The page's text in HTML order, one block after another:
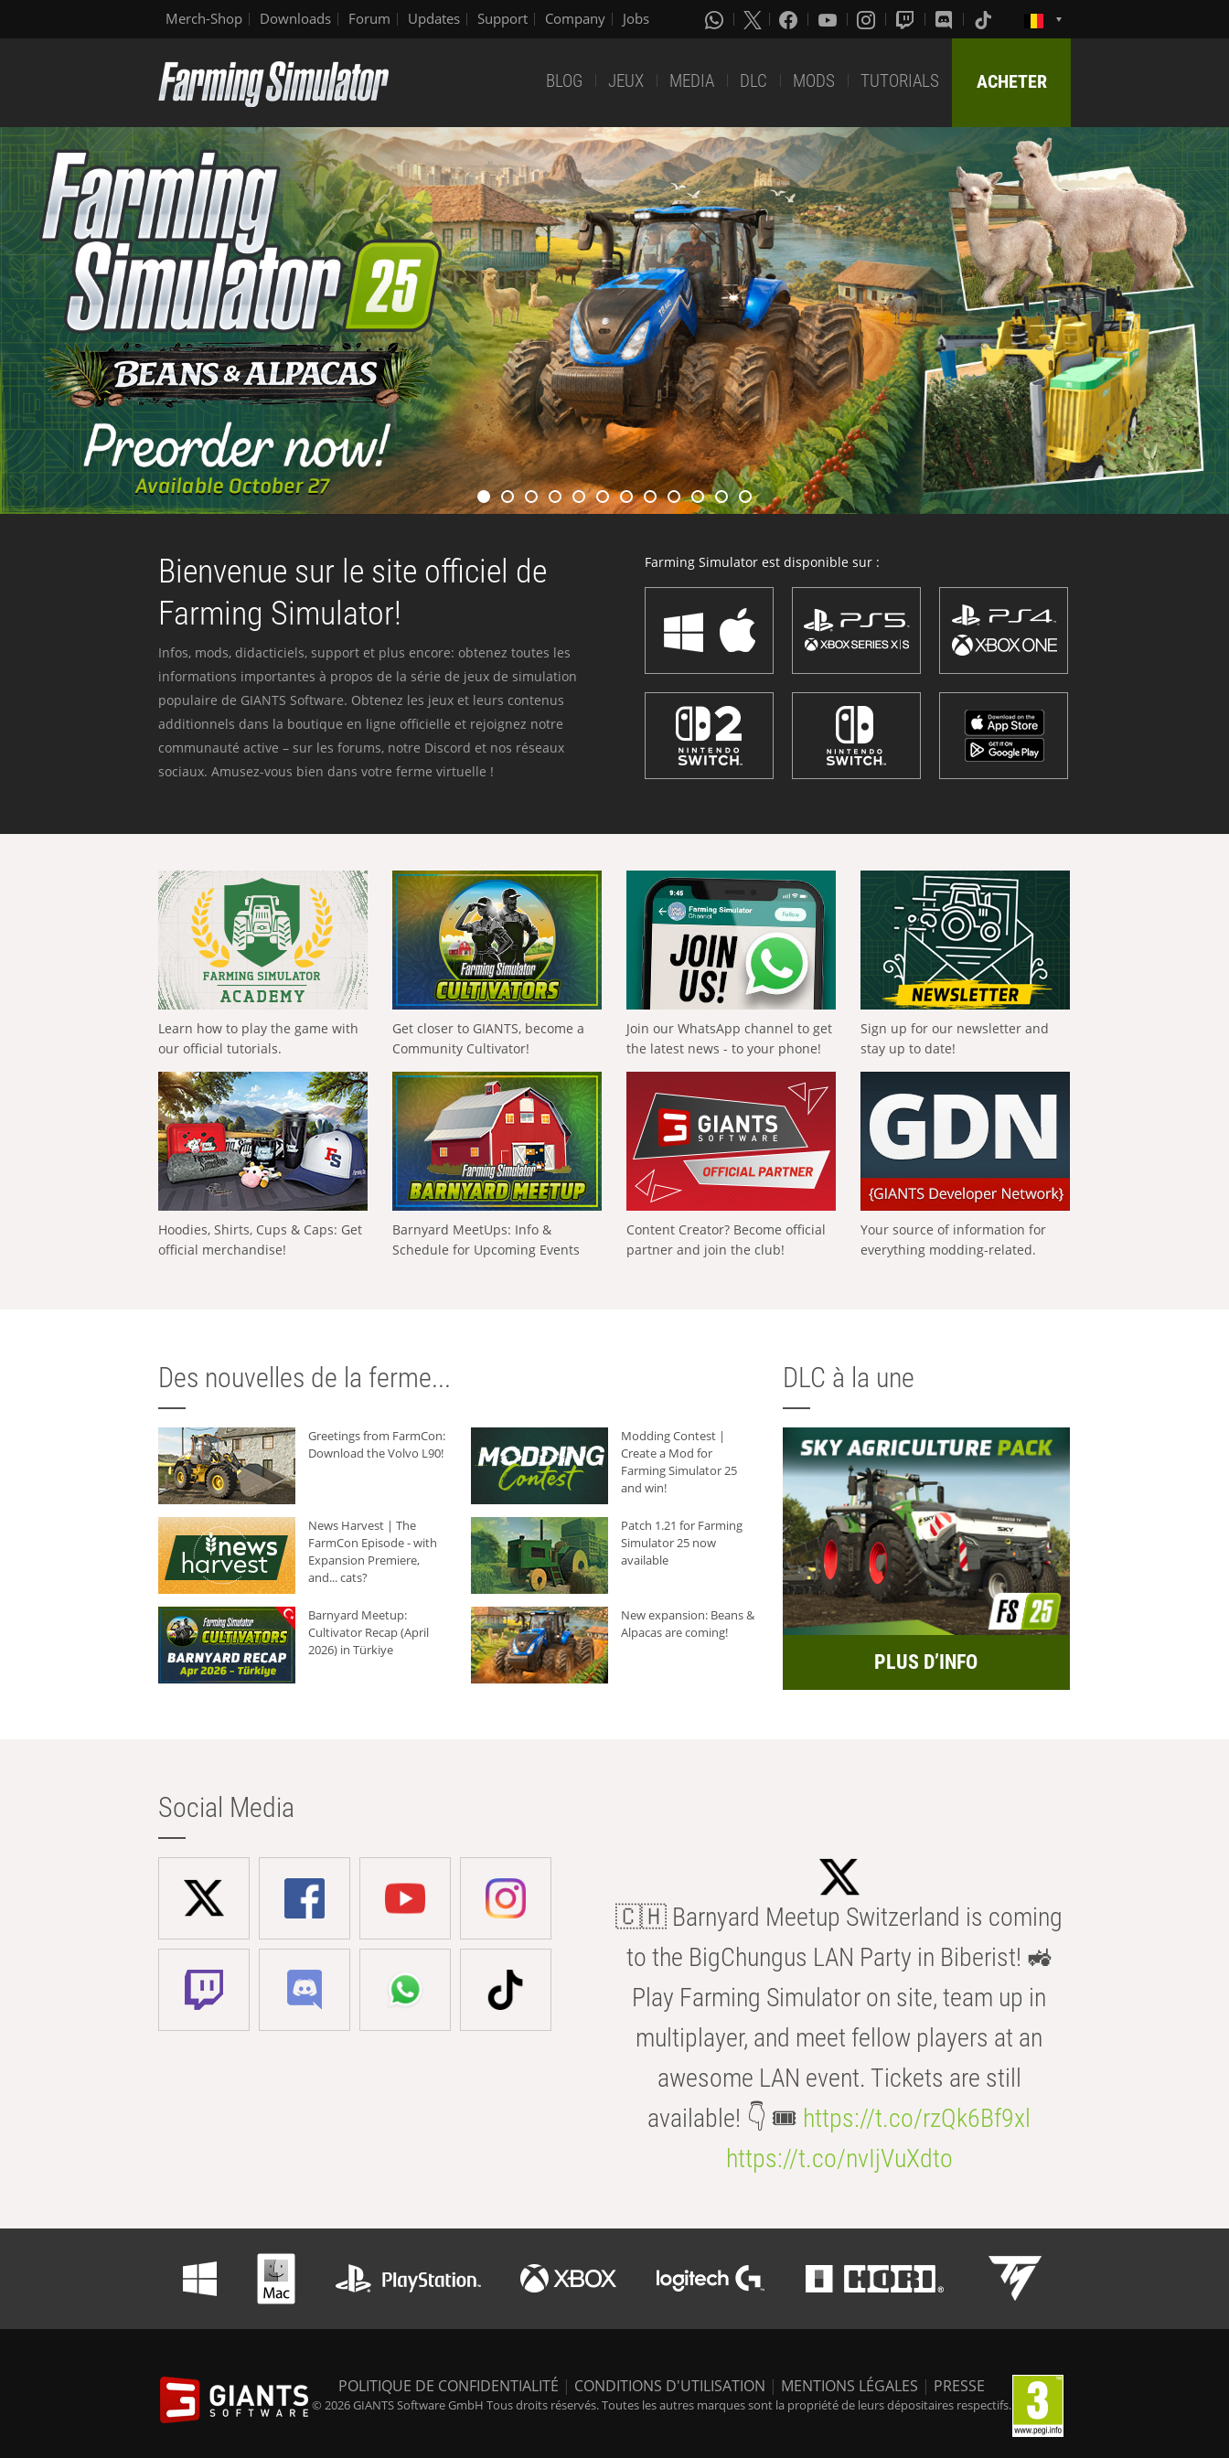
Merch-Shop Downloads Forum Updates Support Company Jobs
BLOG JEUX MEDIA DLC MODS TUTORIALS ACHETER
Bienvenue sur le site officiel de
Farming Simulator!
Infos, mods, didacticiels, support et plus encore: obtenez toutes les
informations importantes à propos de la série de jeux de simulation
populaire de GIANTS Software. Obtenez les jeux et leurs contenus
additionnels dans la boutique en ligne officielle et rejoignez notre
communauté active – sur les forums, notre Discord et nos réseaux
sociaux. Amusez-vous bien dans votre ferme virtuelle !
Farming Simulator est disponible sur :
Learn how to play the game with
our official tutorials.
Get closer to GIANTS, become a
Community Cultivator!
Join our WhatsApp channel to get
the latest news - to your phone!
Sign up for our newsletter and
stay up to date!
Hoodies, Shirts, Cups & Caps: Get
official merchandise!
Barnyard MeetUps: Info &
Schedule for Upcoming Events
Content Creator? Become official
partner and join the club!
Your source of information for
everything modding-related.
Des nouvelles de la ferme...
Greetings from FarmCon:
Download the Volvo L90!
Modding Contest |
Create a Mod for
Farming Simulator 25
and win!
News Harvest | The
FarmCon Episode - with
Expansion Premiere,
and... cats?
Patch 1.21 for Farming
Simulator 25 now
available
Barnyard Meetup:
Cultivator Recap (April
2026) in Türkiye
New expansion: Beans &
Alpacas are coming!
DLC à la une
PLUS D’INFO
Social Media
🇨🇭 Barnyard Meetup Switzerland is coming
to the BigChungus LAN Party in Biberist! 🚜
Play Farming Simulator on site, team up in
multiplayer, and meet fellow players at an
awesome LAN event. Tickets are still
available! 👇 🎟️ https://t.co/rzQk6Bf9xl
https://t.co/nvIjVuXdto
POLITIQUE DE CONFIDENTIALITÉ | CONDITIONS D'UTILISATION | MENTIONS LÉGALES | PRESSE
© 2026 GIANTS Software GmbH Tous droits réservés. Toutes les autres marques sont la propriété de leurs dépositaires respectifs.